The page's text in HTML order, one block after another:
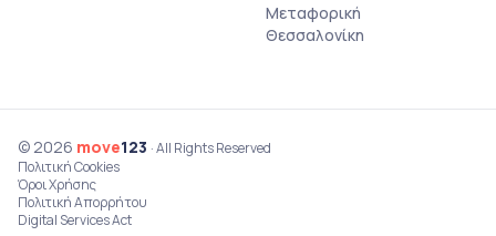
Μεταφορική
Θεσσαλονίκη
© 2026 move123 · All Rights Reserved
Πολιτική Cookies
Όροι Χρήσης
Πολιτική Απορρήτου
Digital Services Act